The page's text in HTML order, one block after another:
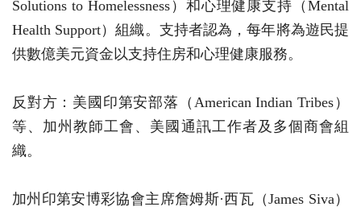
Solutions to Homelessness）和心理健康支持（Mental
Health Support）組織。支持者認為，每年將為遊民提
供數億美元資金以支持住房和心理健康服務。
反對方：美國印第安部落（American Indian Tribes）
等、加州教師工會、美國通訊工作者及多個商會組
織。
加州印第安博彩協會主席詹姆斯·西瓦（James Siva）